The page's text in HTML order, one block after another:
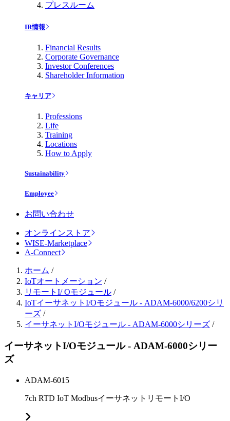
プレスルーム
IR情報
Financial Results
Corporate Governance
Investor Conferences
Shareholder Information
キャリア
Professions
Life
Training
Locations
How to Apply
Sustainability
Employee
お問い合わせ
オンラインストア
WISE-Marketplace
A-Connect
ホーム /
IoTオートメーション /
リモートI/ Oモジュール /
IoTイーサネットI/Oモジュール - ADAM-6000/6200シリ
ーズ /
イーサネットI/Oモジュール - ADAM-6000シリーズ /
イーサネットI/Oモジュール - ADAM-6000シリー
ズ
ADAM-6015
7ch RTD IoT ModbusイーサネットリモートI/O